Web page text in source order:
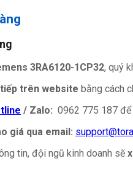
3RA6120-1CP32, quý
trên website bằng cách
/ Zalo: 0962 775 187
giá qua email:
tin, đội ngũ kinh doanh sẽ